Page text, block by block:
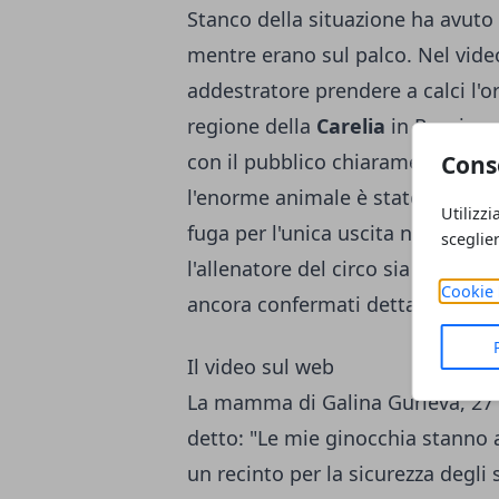
Cookie
Stanco della situazione ha
mentre erano sul palco. Nel
addestratore prendere a calci
regione della Carelia in Russia,
con il pubblico chiaramente in
l'enorme animale è stato colpito
fuga per l'unica uscita nel
l'allenatore del circo sia
ancora confermati dettagli.
Il video sul web
La mamma di Galina Gurieva,
detto: "Le mie ginocchia stanno
un recinto per la sicurezza